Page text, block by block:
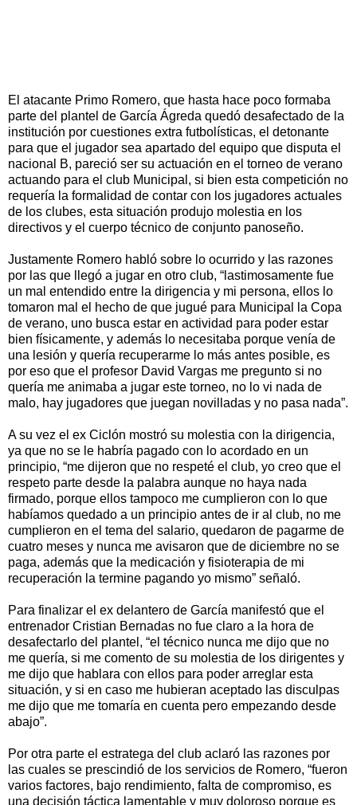
El atacante Primo Romero, que hasta hace poco formaba
parte del plantel de García Ágreda quedó desafectado de la
institución por cuestiones extra futbolísticas, el detonante
para que el jugador sea apartado del equipo que disputa el
nacional B, pareció ser su actuación en el torneo de verano
actuando para el club Municipal, si bien esta competición no
requería la formalidad de contar con los jugadores actuales
de los clubes, esta situación produjo molestia en los
directivos y el cuerpo técnico de conjunto panoseño.
Justamente Romero habló sobre lo ocurrido y las razones
por las que llegó a jugar en otro club, “lastimosamente fue
un mal entendido entre la dirigencia y mi persona, ellos lo
tomaron mal el hecho de que jugué para Municipal la Copa
de verano, uno busca estar en actividad para poder estar
bien físicamente, y además lo necesitaba porque venía de
una lesión y quería recuperarme lo más antes posible, es
por eso que el profesor David Vargas me pregunto si no
quería me animaba a jugar este torneo, no lo vi nada de
malo, hay jugadores que juegan novilladas y no pasa nada”.
A su vez el ex Ciclón mostró su molestia con la dirigencia,
ya que no se le habría pagado con lo acordado en un
principio, “me dijeron que no respeté el club, yo creo que el
respeto parte desde la palabra aunque no haya nada
firmado, porque ellos tampoco me cumplieron con lo que
habíamos quedado a un principio antes de ir al club, no me
cumplieron en el tema del salario, quedaron de pagarme de
cuatro meses y nunca me avisaron que de diciembre no se
paga, además que la medicación y fisioterapia de mi
recuperación la termine pagando yo mismo” señaló.
Para finalizar el ex delantero de García manifestó que el
entrenador Cristian Bernadas no fue claro a la hora de
desafectarlo del plantel, “el técnico nunca me dijo que no
me quería, si me comento de su molestia de los dirigentes y
me dijo que hablara con ellos para poder arreglar esta
situación, y si en caso me hubieran aceptado las disculpas
me dijo que me tomaría en cuenta pero empezando desde
abajo”.
Por otra parte el estratega del club aclaró las razones por
las cuales se prescindió de los servicios de Romero, “fueron
varios factores, bajo rendimiento, falta de compromiso, es
una decisión táctica lamentable y muy doloroso porque es